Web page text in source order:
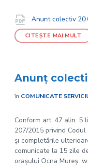
Documente
Anunt colectiv
CITEȘTE MAI MULT
Anunț
în COMUNICATE
Conform art. 47 alin. 5
207/2015 privind Codul
și completările
comunicate la 15 zile
orașului Ocna Mureș,